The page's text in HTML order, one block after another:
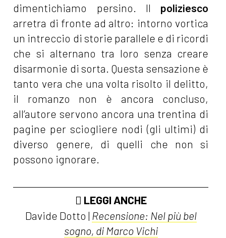
dimentichiamo persino. Il poliziesco
arretra di fronte ad altro: intorno vortica
un intreccio di storie parallele e di ricordi
che si alternano tra loro senza creare
disarmonie di sorta. Questa sensazione è
tanto vera che una volta risolto il delitto,
il romanzo non è ancora concluso,
all’autore servono ancora una trentina di
pagine per sciogliere nodi (gli ultimi) di
diverso genere, di quelli che non si
possono ignorare.
LEGGI ANCHE
Davide Dotto | Recensione: Nel più bel
sogno, di Marco Vichi